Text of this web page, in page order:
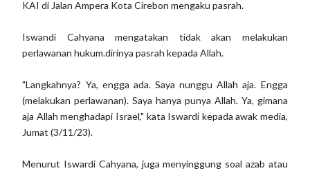
KAI di Jalan Ampera Kota Cirebon mengaku pasrah.
Iswandi Cahyana mengatakan tidak akan melakukan
perlawanan hukum.dirinya pasrah kepada Allah.
"Langkahnya? Ya, engga ada. Saya nunggu Allah aja. Engga
(melakukan perlawanan). Saya hanya punya Allah. Ya, gimana
aja Allah menghadapi Israel," kata Iswardi kepada awak media,
Jumat (3/11/23).
Menurut Iswardi Cahyana, juga menyinggung soal azab atau